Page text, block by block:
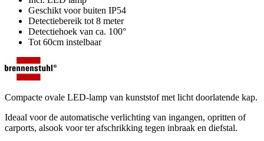
Geschikt voor buiten IP54
Detectiebereik tot 8 meter
Detectiehoek van ca. 100°
Tot 60cm instelbaar
Compacte ovale LED-lamp van kunststof met licht doorlatende kap.
Ideaal voor de automatische verlichting van ingangen, opritten of
carports, alsook voor ter afschrikking tegen inbraak en diefstal.